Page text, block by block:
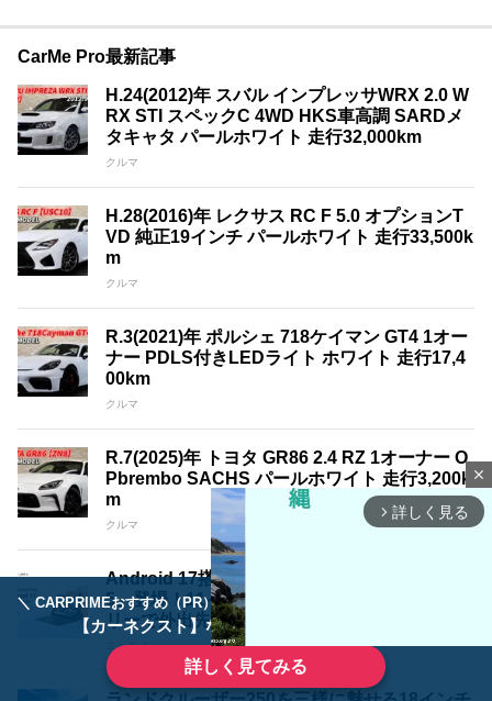
＼ CARPRIMEおすすめ（PR） ／ディーラーで手放すのはもったいない！
【カーネクスト】ならどんなクルマも高価買取
詳しく見てみる
CarMe Pro最新記事
H.24(2012)年 スバル インプレッサWRX 2.0 W
RX STI スペックC 4WD HKS車高調 SARDメ
タキャタ パールホワイト 走行32,000km
クルマ
H.28(2016)年 レクサス RC F 5.0 オプションT
VD 純正19インチ パールホワイト 走行33,500k
m
クルマ
R.3(2021)年 ポルシェ 718ケイマン GT4 1オー
ナー PDLS付きLEDライト ホワイト 走行17,4
00km
クルマ
R.7(2025)年 トヨタ GR86 2.4 RZ 1オーナー O
Pbrembo SACHS パールホワイト 走行3,200k
m
クルマ
Android 17搭載タブレット「Blackview LINK
5」登場！11インチ大画面と8,300mAhバッテ
リーで外出先でも使いやすい1台
エンタメ
close
arrow_forward_ios 詳しく見る